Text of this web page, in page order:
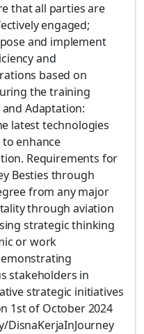
that all parties are
engaged;
and implement
and
based on
the training
Adaptation:
latest technologies
enhance
Requirements for
Besties through
from any major
through aviation
strategic thinking
or work
stakeholders in
strategic initiatives
1st of October 2024
DisnaKerjaInJourney